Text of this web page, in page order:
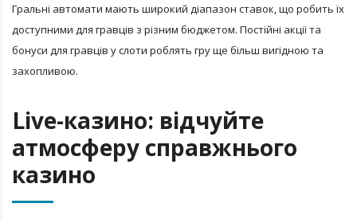
Гральні автомати мають широкий діапазон ставок, що робить їх
доступними для гравців з різним бюджетом. Постійні акції та
бонуси для гравців у слоти роблять гру ще більш вигідною та
захопливою.
Live-казино: відчуйте
атмосферу справжнього
казино